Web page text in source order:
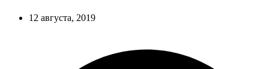
12 августа, 2019